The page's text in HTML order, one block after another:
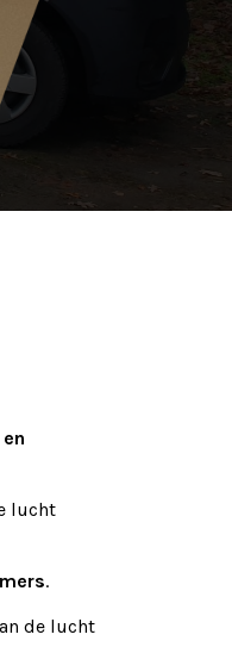
lucht
.
de lucht